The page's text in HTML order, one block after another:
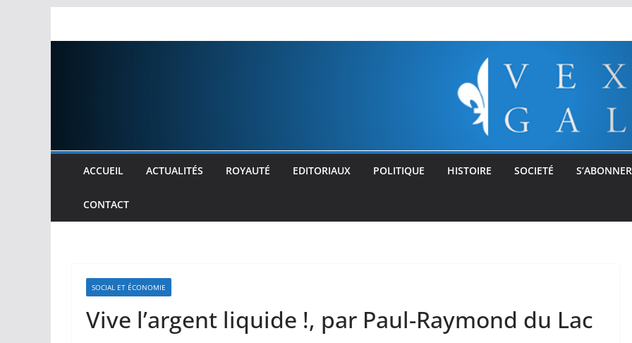
ACCUEIL ACTUALITÉS ROYAUTÉ EDITORIAUX POLITIQUE HISTOIRE SOCIETÉ
CONTACT
SOCIAL ET ÉCONOMIE
Vive l’argent liquide !, par Paul-Raymond du Lac